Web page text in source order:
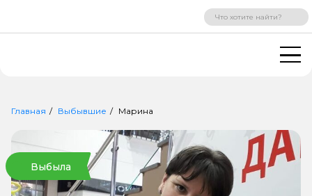
ВХОД РЕГИСТРАЦИЯ
Главная Выбывшие Марина
Выбыла